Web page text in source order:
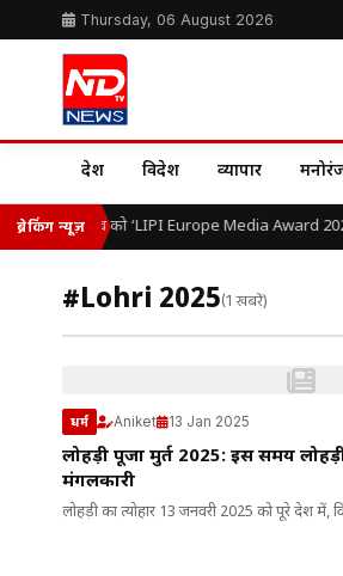
Thursday, 06 August 2026
देश विदेश व्यापार
ब्रेकिंग न्यूज़
डॉ. ओ.पी. यादव को ‘LIPI Europe Media Award
#Lohri 2025(1 खबरें)
धर्म Aniket 13 Jan 2025
लोहड़ी पूजा मुहूर्त 2025: इस समय
मंगलकारी
लोहड़ी का त्योहार 13 जनवरी 2025 को पूरे देश में,